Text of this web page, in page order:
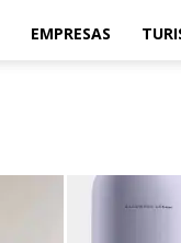
EMPRESAS